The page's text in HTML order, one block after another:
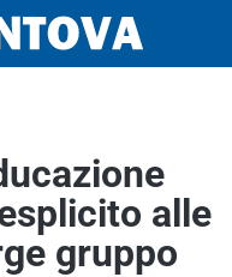
alle
gruppo